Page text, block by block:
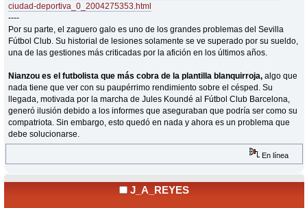
ciudad-deportiva_0_2004275353.html
----
Por su parte, el zaguero galo es uno de los grandes problemas del Sevilla
Fútbol Club. Su historial de lesiones solamente se ve superado por su sueldo,
una de las gestiones más criticadas por la afición en los últimos años.
Nianzou es el futbolista que más cobra de la plantilla blanquirroja,algo que
nada tiene que ver con su paupérrimo rendimiento sobre el césped. Su
llegada, motivada por la marcha de Jules Koundé al Fútbol Club Barcelona,
generó ilusión debido a los informes que aseguraban que podría ser como su
compatriota. Sin embargo, esto quedó en nada y ahora es un problema que
debe solucionarse.
En línea
J_A_REYES